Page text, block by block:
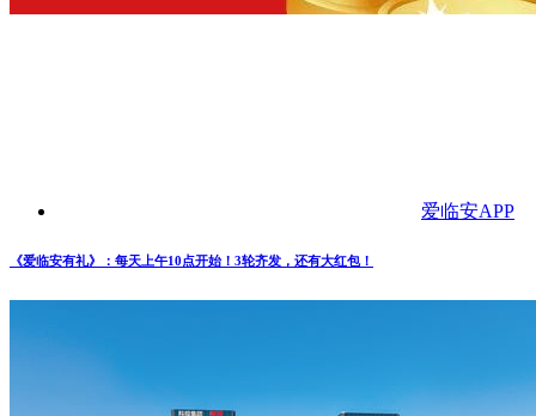
爱临安APP
《爱临安有礼》：每天上午10点开始！3轮齐发，还有大红包！